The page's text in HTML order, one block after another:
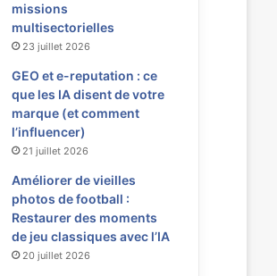
missions
multisectorielles
23 juillet 2026
GEO et e-reputation : ce
que les IA disent de votre
marque (et comment
l’influencer)
21 juillet 2026
Améliorer de vieilles
photos de football :
Restaurer des moments
de jeu classiques avec l’IA
20 juillet 2026